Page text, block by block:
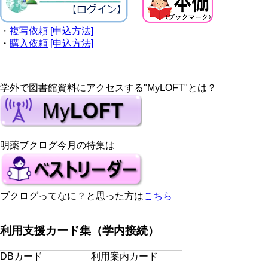
・ 複写依頼 [申込方法]
・ 購入依頼 [申込方法]
学外で図書館資料にアクセスする"MyLOFT"とは？
明薬ブクログ今月の特集は
ブクログってなに？と思った方はこちら
利用支援カード集（学内接続）
DBカード 利用案内カード